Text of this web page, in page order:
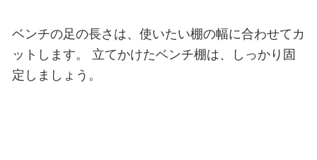
ベンチの足の長さは、使いたい棚の幅に合わせてカ
ットします。
立てかけたベンチ棚は、しっかり固
定しましょう。